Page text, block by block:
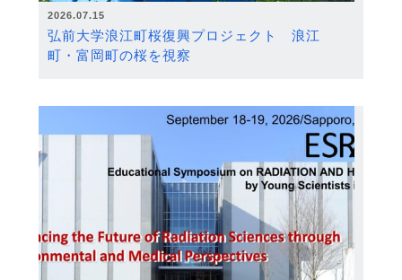
2026.07.15
弘前大学浪江町桜復興プロジェクト 浪江
町・富岡町の桜を視察